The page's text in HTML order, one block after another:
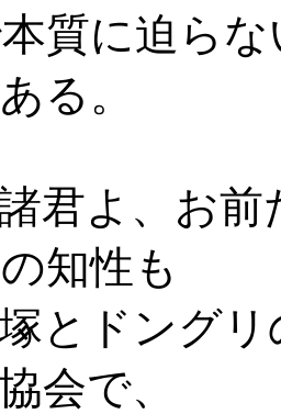
質に迫ら
る。
君よ、お
知性も
とドング
会で、